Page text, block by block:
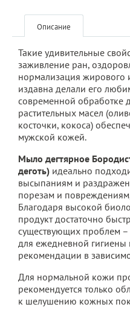
Описание
Такие удивительные
заживление ран,
нормализация жирового
издавна делали его
современной обработке
растительных масел
косточки, кокоса)
мужской кожей.
Мыло дегтярное
деготь) идеально
высыпаниям и
порезам и
Благодаря высокой
продукт достаточно
существующих проблем –
для ежедневной гигиены
рекомендации в
Для нормальной кожи
рекомендуется только
к шелушению кожных